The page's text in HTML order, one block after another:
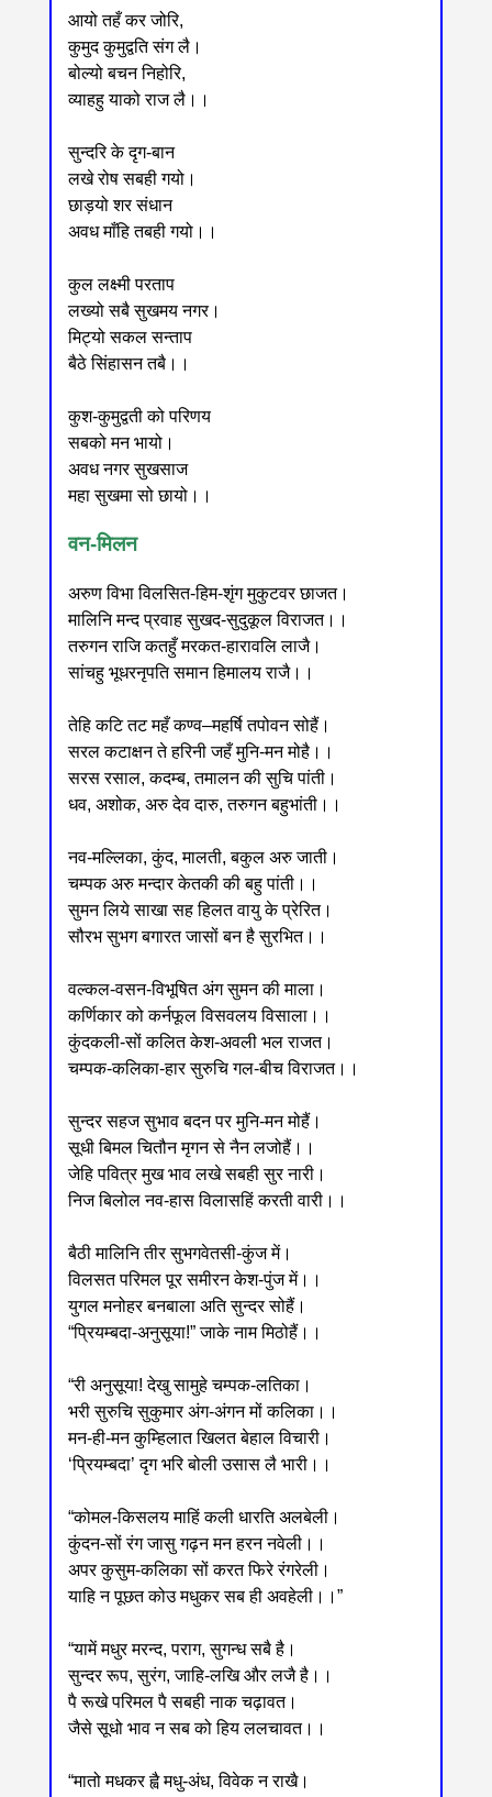
आयो तहँ कर जोरि,
कुमुद कुमुद्वति संग लै।
बोल्यो बचन निहोरि,
व्याहहु याको राज लै।।
सुन्दरि के दृग-बान
लखे रोष सबही गयो।
छाड़यो शर संधान
अवध माँहि तबही गयो।।
कुल लक्ष्मी परताप
लख्यो सबै सुखमय नगर।
मिट्यो सकल सन्ताप
बैठे सिंहासन तबै।।
कुश-कुमुद्वती को परिणय
सबको मन भायो।
अवध नगर सुखसाज
महा सुखमा सो छायो।।
वन-मिलन
अरुण विभा विलसित-हिम-शृंग मुकुटवर छाजत।
मालिनि मन्द प्रवाह सुखद-सुदुकूल विराजत।।
तरुगन राजि कतहुँ मरकत-हारावलि लाजै।
सांचहु भूधरनृपति समान हिमालय राजै।।
तेहि कटि तट महँ कण्व‒महर्षि तपोवन सोहैं।
सरल कटाक्षन ते हरिनी जहँ मुनि-मन मोहै।।
सरस रसाल, कदम्ब, तमालन की सुचि पांती।
धव, अशोक, अरु देव दारु, तरुगन बहुभांती।।
नव-मल्लिका, कुंद, मालती, बकुल अरु जाती।
चम्पक अरु मन्दार केतकी की बहु पांती।।
सुमन लिये साखा सह हिलत वायु के प्रेरित।
सौरभ सुभग बगारत जासों बन है सुरभित।।
वल्कल-वसन-विभूषित अंग सुमन की माला।
कर्णिकार को कर्नफूल विसवलय विसाला।।
कुंदकली-सों कलित केश-अवली भल राजत।
चम्पक-कलिका-हार सुरुचि गल-बीच विराजत।।
सुन्दर सहज सुभाव बदन पर मुनि-मन मोहैं।
सूधी बिमल चितौन मृगन से नैन लजोहैं।।
जेहि पवित्र मुख भाव लखे सबही सुर नारी।
निज बिलोल नव-हास विलासहिं करती वारी।।
बैठी मालिनि तीर सुभगवेतसी-कुंज में।
विलसत परिमल पूर समीरन केश-पुंज में।।
युगल मनोहर बनबाला अति सुन्दर सोहैं।
“प्रियम्बदा-अनुसूया!” जाके नाम मिठोहैं।।
“री अनुसूया! देखु सामुहे चम्पक-लतिका।
भरी सुरुचि सुकुमार अंग-अंगन मों कलिका।।
मन-ही-मन कुम्हिलात खिलत बेहाल विचारी।
‘प्रियम्बदा’ दृग भरि बोली उसास लै भारी।।
“कोमल-किसलय माहिं कली धारति अलबेली।
कुंदन-सों रंग जासु गढ़न मन हरन नवेली।।
अपर कुसुम-कलिका सों करत फिरे रंगरेली।
याहि न पूछत कोउ मधुकर सब ही अवहेली।।”
“यामें मधुर मरन्द, पराग, सुगन्ध सबै है।
सुन्दर रूप, सुरंग, जाहि-लखि और लजै है।।
पै रूखे परिमल पै सबही नाक चढ़ावत।
जैसे सूधो भाव न सब को हिय ललचावत।।
“मातो मधकर ह्वै मधु-अंध, विवेक न राखै।